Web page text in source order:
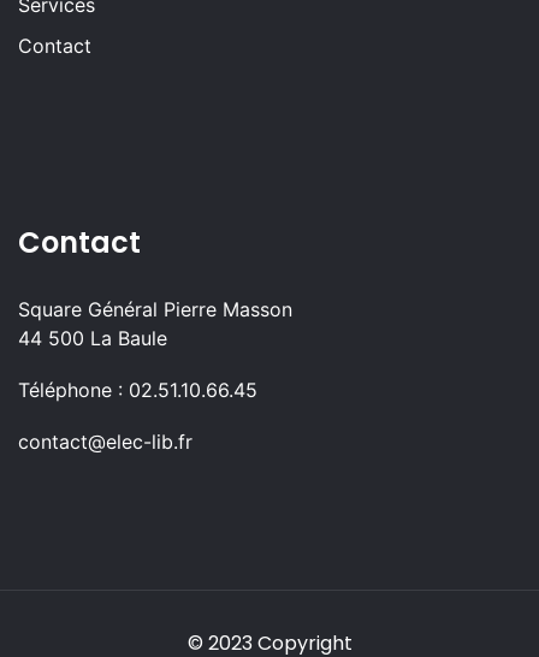
Services
Contact
Contact
Square Général Pierre Masson
44 500 La Baule
Téléphone : 02.51.10.66.45
contact@elec-lib.fr
© 2023 Copyright